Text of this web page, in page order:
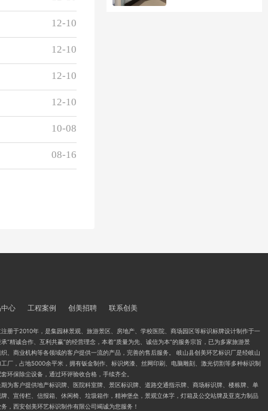
12-10
12-10
12-10
12-10
10-08
08-16
心 工程案例 创美招聘 联系创美
册于2010年，是集园林景观、旅游景区、房地产、学校医院、商场园区等标识标牌设计制作于一
“精诚合作、互利共赢”的经营理念，本着“质量为先、诚信为本”的服务宗旨，已为多家旅游景
、商业机构等各领域的客户提供一流的产品，完善的售后服务。 岐山县创美环艺标识厂是经岐山
厂，占地5000余平米，拥有钣金制作、标识烤漆、丝网印刷、电脑雕刻、激光切割等多种标识制
环保除尘设备，通过环评验收合格，手续齐全。
为客户提供地产标识牌、医院科室牌、景区标识牌、道路交通指示牌、商场标识牌、楼栋牌、单
、宣传栏、信报箱、休闲椅、垃圾箱作，精神堡垒，景观立体字，灯箱及公交站牌及亚克力制品
，西安创美环艺标识制作有限公司竭诚为您服务！